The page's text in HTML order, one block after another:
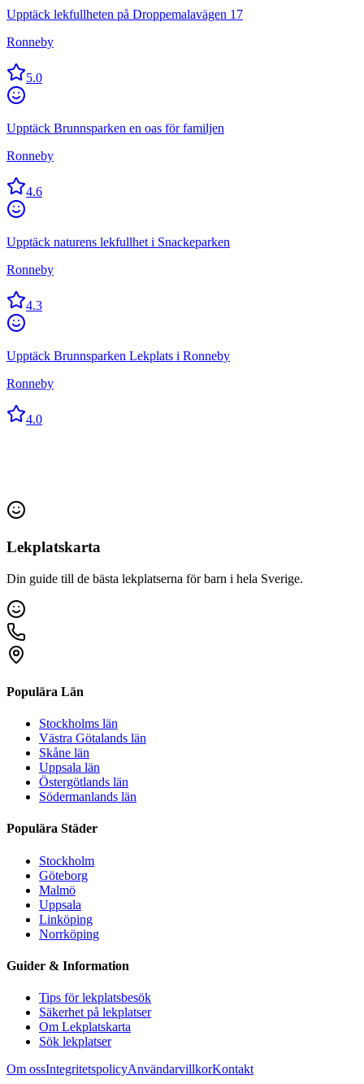
Upptäck lekfullheten på Droppemalavägen 17
Ronneby
5.0
Upptäck Brunnsparken en oas för familjen
Ronneby
4.6
Upptäck naturens lekfullhet i Snackeparken
Ronneby
4.3
Upptäck Brunnsparken Lekplats i Ronneby
Ronneby
4.0
Lekplatskarta
Din guide till de bästa lekplatserna för barn i hela Sverige.
Populära Län
Stockholms län
Västra Götalands län
Skåne län
Uppsala län
Östergötlands län
Södermanlands län
Populära Städer
Stockholm
Göteborg
Malmö
Uppsala
Linköping
Norrköping
Guider & Information
Tips för lekplatsbesök
Säkerhet på lekplatser
Om Lekplatskarta
Sök lekplatser
Om ossIntegritetspolicyAnvändarvillkorKontakt